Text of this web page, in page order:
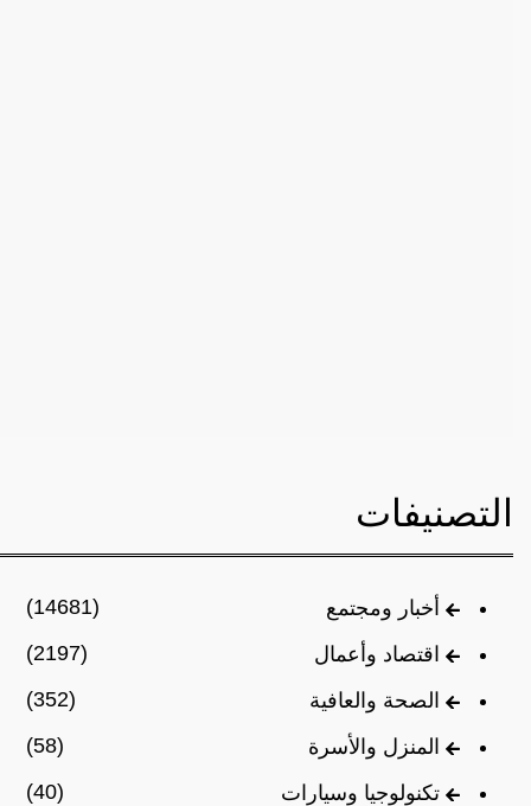
التصنيفات
أخبار ومجتمع
(14681)
اقتصاد وأعمال
(2197)
الصحة والعافية
(352)
المنزل والأسرة
(58)
تكنولوجيا وسيارات
(40)